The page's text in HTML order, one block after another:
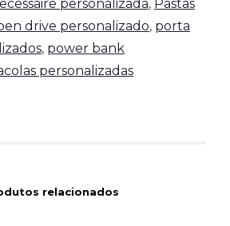
personalizada, Pastas
drive personalizado, porta
, power bank
personalizadas
relacionados